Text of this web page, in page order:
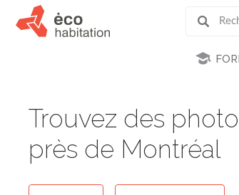
Trouvez des
près de Montréal